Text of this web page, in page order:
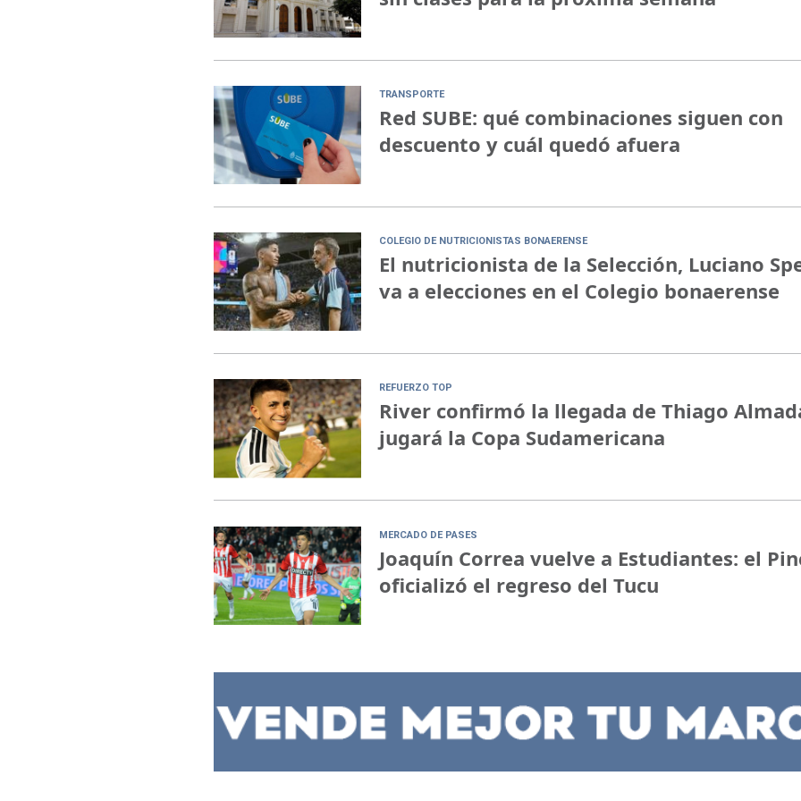
TRANSPORTE
Red SUBE: qué combinaciones siguen con
descuento y cuál quedó afuera
COLEGIO DE NUTRICIONISTAS BONAERENSE
El nutricionista de la Selección, Luciano
va a elecciones en el Colegio bonaerense
REFUERZO TOP
River confirmó la llegada de Thiago
jugará la Copa Sudamericana
MERCADO DE PASES
Joaquín Correa vuelve a Estudiantes: el
oficializó el regreso del Tucu